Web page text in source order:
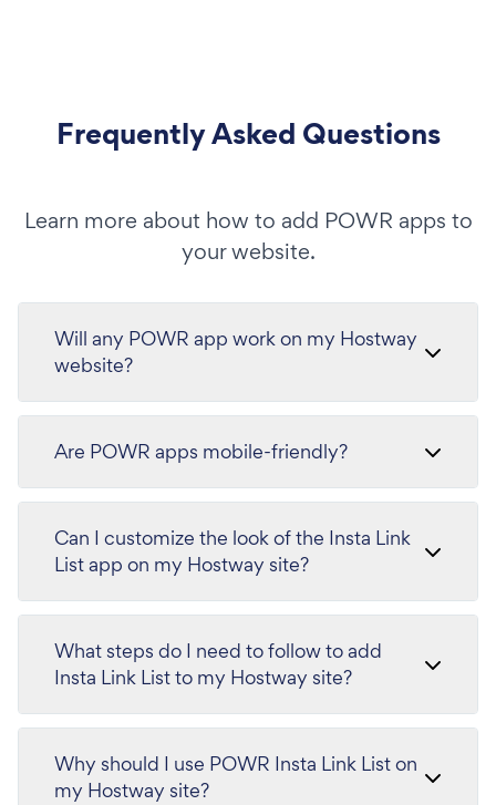
Frequently Asked Questions
Learn more about how to add POWR apps to
your website.
Will any POWR app work on my Hostway
website?
Are POWR apps mobile-friendly?
Can I customize the look of the Insta Link
List app on my Hostway site?
What steps do I need to follow to add
Insta Link List to my Hostway site?
Why should I use POWR Insta Link List on
my Hostway site?